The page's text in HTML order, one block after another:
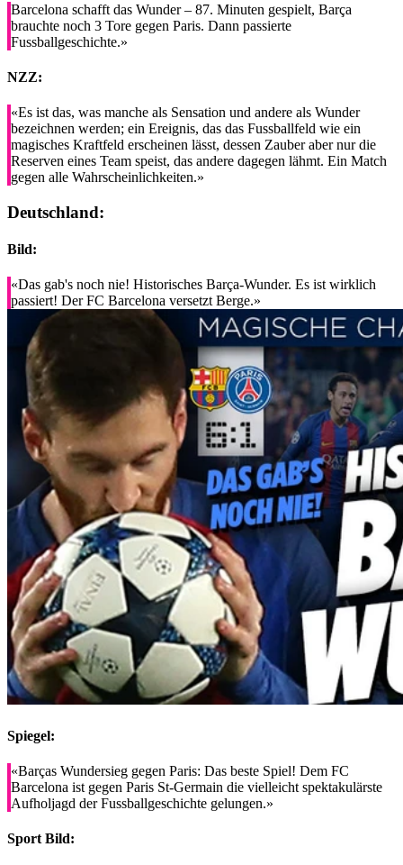
Barcelona schafft das Wunder – 87. Minuten gespielt, Barça
brauchte noch 3 Tore gegen Paris. Dann passierte
Fussballgeschichte.»
NZZ:
«Es ist das, was manche als Sensation und andere als Wunder
bezeichnen werden; ein Ereignis, das das Fussballfeld wie ein
magisches Kraftfeld erscheinen lässt, dessen Zauber aber nur die
Reserven eines Team speist, das andere dagegen lähmt. Ein Match
gegen alle Wahrscheinlichkeiten.»
Deutschland:
Bild:
«Das gab's noch nie! Historisches Barça-Wunder. Es ist wirklich
passiert! Der FC Barcelona versetzt Berge.»
Spiegel:
«Barças Wundersieg gegen Paris: Das beste Spiel! Dem FC
Barcelona ist gegen Paris St-Germain die vielleicht spektakulärste
Aufholjagd der Fussballgeschichte gelungen.»
Sport Bild: